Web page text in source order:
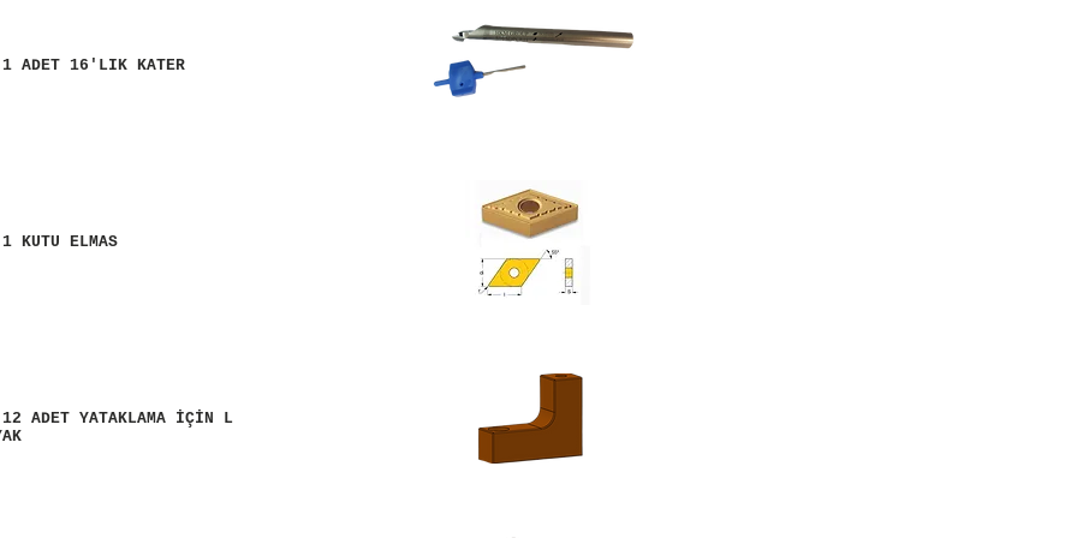
ADET 16'LIK KATER
KUTU ELMAS
ADET YATAKLAMA İÇİN L